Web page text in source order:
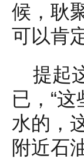
候，耿
可以肯
提起
已，“
水的，
附近石